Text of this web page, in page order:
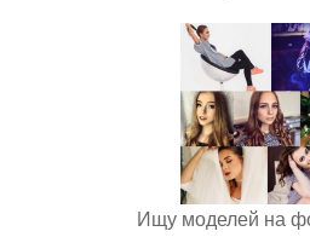
Ищу моделей на